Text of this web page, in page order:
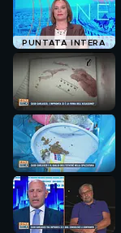
PUNTATA INTERA